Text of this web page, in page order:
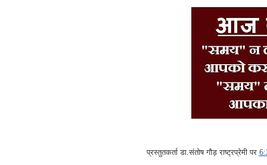
प्रस्तुतकर्ताडा.संतोष गौड़ राष्ट्रप्रेमी पर